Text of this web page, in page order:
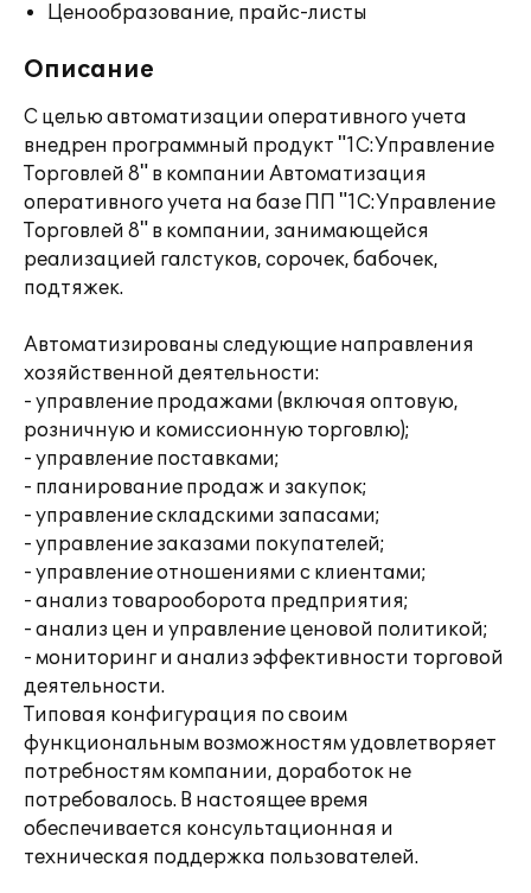
Ценообразование, прайс-листы
Описание
С целью автоматизации оперативного учета
внедрен программный продукт "1С:Управление
Торговлей 8" в компании Автоматизация
оперативного учета на базе ПП "1С:Управление
Торговлей 8" в компании, занимающейся
реализацией галстуков, сорочек, бабочек,
подтяжек.
Автоматизированы следующие направления
хозяйственной деятельности:
- управление продажами (включая оптовую,
розничную и комиссионную торговлю);
- управление поставками;
- планирование продаж и закупок;
- управление складскими запасами;
- управление заказами покупателей;
- управление отношениями с клиентами;
- анализ товарооборота предприятия;
- анализ цен и управление ценовой политикой;
- мониторинг и анализ эффективности торговой
деятельности.
Типовая конфигурация по своим
функциональным возможностям удовлетворяет
потребностям компании, доработок не
потребовалось. В настоящее время
обеспечивается консультационная и
техническая поддержка пользователей.